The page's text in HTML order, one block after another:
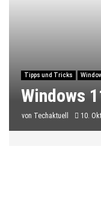
Tipps und Tricks
Windows
von Techaktuell 10.